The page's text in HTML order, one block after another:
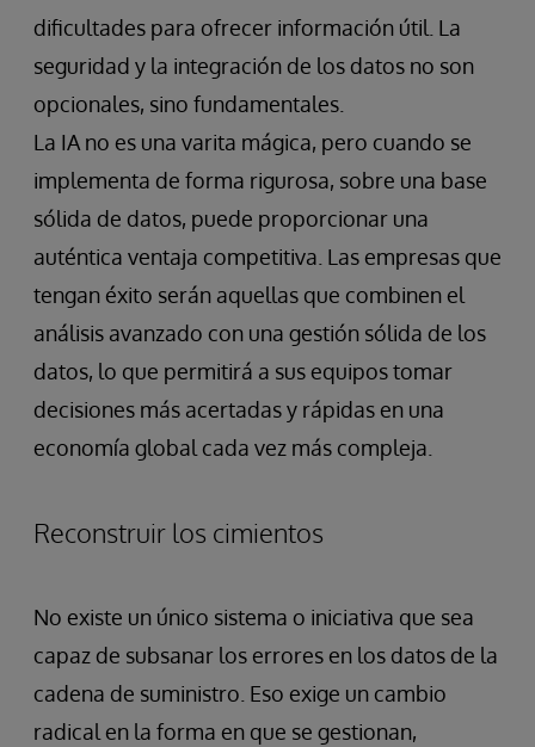
dificultades para ofrecer información útil. La
seguridad y la integración de los datos no son
opcionales, sino fundamentales.
La IA no es una varita mágica, pero cuando se
implementa de forma rigurosa, sobre una base
sólida de datos, puede proporcionar una
auténtica ventaja competitiva. Las empresas que
tengan éxito serán aquellas que combinen el
análisis avanzado con una gestión sólida de los
datos, lo que permitirá a sus equipos tomar
decisiones más acertadas y rápidas en una
economía global cada vez más compleja.
Reconstruir los cimientos
No existe un único sistema o iniciativa que sea
capaz de subsanar los errores en los datos de la
cadena de suministro. Eso exige un cambio
radical en la forma en que se gestionan,